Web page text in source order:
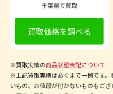
千葉県で買取
買取価格を調べる
※買取実績の商品状態表記について
※上記買取実績はあくまで一例です
いもの、お値段が付かないものもござ